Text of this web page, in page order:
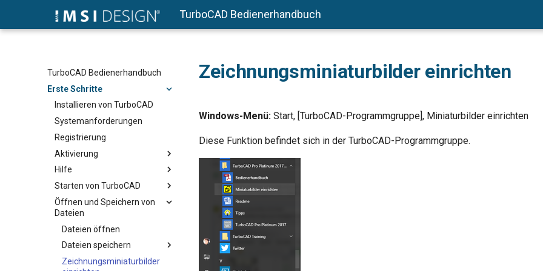
TurboCAD Bedienerhandbuch
TurboCAD Bedienerhandbuch
Erste Schritte
Installieren von TurboCAD
Systemanforderungen
Registrierung
Aktivierung
Hilfe
Starten von TurboCAD
Öffnen und Speichern von
Dateien
Dateien öffnen
Dateien speichern
Zeichnungsminiaturbilder
Zeichnungsminiaturbilder einrichten
Windows-Menü: Start, [TurboCAD-Programmgruppe], Miniaturbilder einrichten
Diese Funktion befindet sich in der TurboCAD-Programmgruppe.